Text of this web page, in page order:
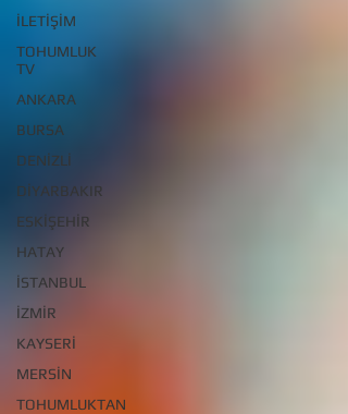
İLETİŞİM
TOHUMLUK
TV
ANKARA
BURSA
DENİZLİ
DİYARBAKIR
ESKİŞEHİR
HATAY
İSTANBUL
İZMİR
KAYSERİ
MERSİN
TOHUMLUKTAN